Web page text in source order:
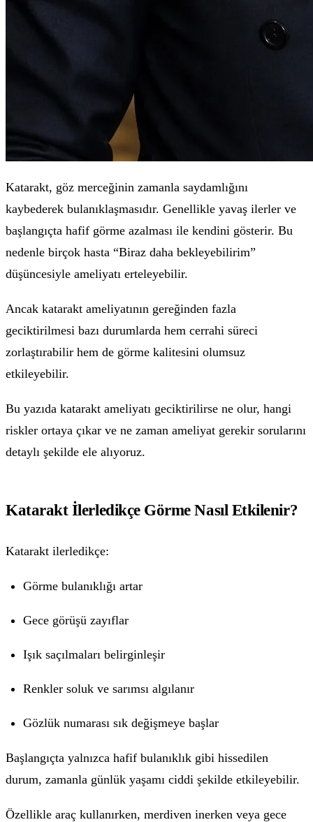
Katarakt, göz merceğinin zamanla saydamlığını
kaybederek bulanıklaşmasıdır. Genellikle yavaş ilerler ve
başlangıçta hafif görme azalması ile kendini gösterir. Bu
nedenle birçok hasta “Biraz daha bekleyebilirim”
düşüncesiyle ameliyatı erteleyebilir.
Ancak katarakt ameliyatının gereğinden fazla
geciktirilmesi bazı durumlarda hem cerrahi süreci
zorlaştırabilir hem de görme kalitesini olumsuz
etkileyebilir.
Bu yazıda katarakt ameliyatı geciktirilirse ne olur, hangi
riskler ortaya çıkar ve ne zaman ameliyat gerekir sorularını
detaylı şekilde ele alıyoruz.
Katarakt İlerledikçe Görme Nasıl Etkilenir?
Katarakt ilerledikçe:
Görme bulanıklığı artar
Gece görüşü zayıflar
Işık saçılmaları belirginleşir
Renkler soluk ve sarımsı algılanır
Gözlük numarası sık değişmeye başlar
Başlangıçta yalnızca hafif bulanıklık gibi hissedilen
durum, zamanla günlük yaşamı ciddi şekilde etkileyebilir.
Özellikle araç kullanırken, merdiven inerken veya gece